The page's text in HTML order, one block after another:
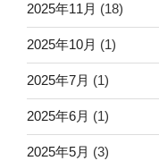
2025年11月 (18)
2025年10月 (1)
2025年7月 (1)
2025年6月 (1)
2025年5月 (3)